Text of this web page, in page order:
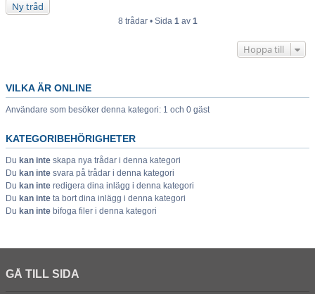
Ny tråd
8 trådar • Sida 1av 1
Hoppa till
VILKA ÄR ONLINE
Användare som besöker denna kategori: 1 och 0 gäst
KATEGORIBEHÖRIGHETER
Du kan inte skapa nya trådar i denna kategori
Du kan inte svara på trådar i denna kategori
Du kan inte redigera dina inlägg i denna kategori
Du kan inte ta bort dina inlägg i denna kategori
Du kan inte bifoga filer i denna kategori
GÅ TILL SIDA